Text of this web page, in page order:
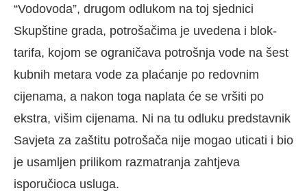
“Vodovoda”, drugom odlukom na toj sjednici
Skupštine grada, potrošačima je uvedena i blok-
tarifa, kojom se ograničava potrošnja vode na šest
kubnih metara vode za plaćanje po redovnim
cijenama, a nakon toga naplata će se vršiti po
ekstra, višim cijenama. Ni na tu odluku predstavnik
Savjeta za zaštitu potrošača nije mogao uticati i bio
je usamljen prilikom razmatranja zahtjeva
isporučioca usluga.